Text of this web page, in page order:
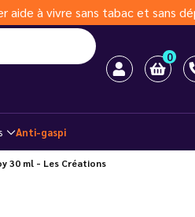
à vivre sans tabac et sans
0
Anti-gaspi
30 ml - Les Créations